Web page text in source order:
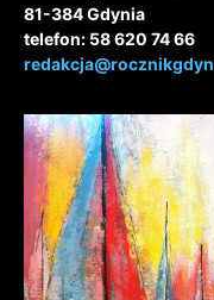
81-384 Gdynia
telefon: 58 620 74 66